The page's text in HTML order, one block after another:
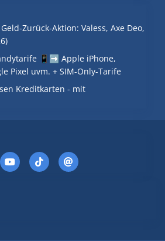
Zurück-Aktion: Valess, Axe Deo,
📱➡️ Apple iPhone,
Pixel uvm. + SIM-Only-Tarife
Kreditkarten - mit